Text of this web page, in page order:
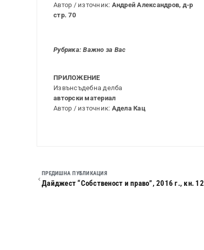
Автор / източник: Андрей Александров, д-р
стр. 70
Рубрика: Важно за Вас
ПРИЛОЖЕНИЕ
Извънсъдебна делба
авторски материал
Автор / източник: Адела Кац
ПРЕДИШНА ПУБЛИКАЦИЯ
Дайджест “Собственост и право”, 2016 г., кн. 12